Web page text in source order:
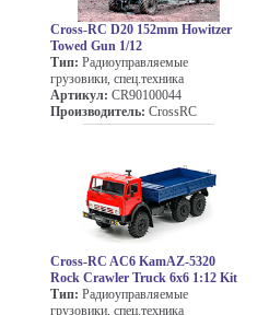
Cross-RC D20 152mm Howitzer
Towed Gun 1/12
Тип: Радиоуправляемые
грузовики, спец.техника
Артикул: CR90100044
Производитель: CrossRC
Cross-RC AC6 KamAZ-5320
Rock Crawler Truck 6x6 1:12 Kit
Тип: Радиоуправляемые
грузовики, спец.техника